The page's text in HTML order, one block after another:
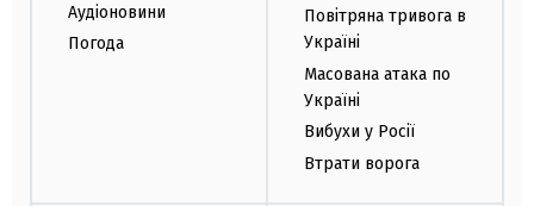
Аудіоновини
Погода
Повітряна тривога в
Україні
Масована атака по
Україні
Вибухи у Росії
Втрати ворога